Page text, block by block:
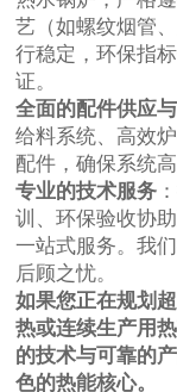
艺（如螺纹烟管
行稳定，环保指
证。
全面的配件供应
给料系统、高效
配件，确保系统
专业的技术服务
训、环保验收协
一站式服务。我
后顾之忧。
如果您正在规划
热或连续生产用
的技术与可靠的
色的热能核心。